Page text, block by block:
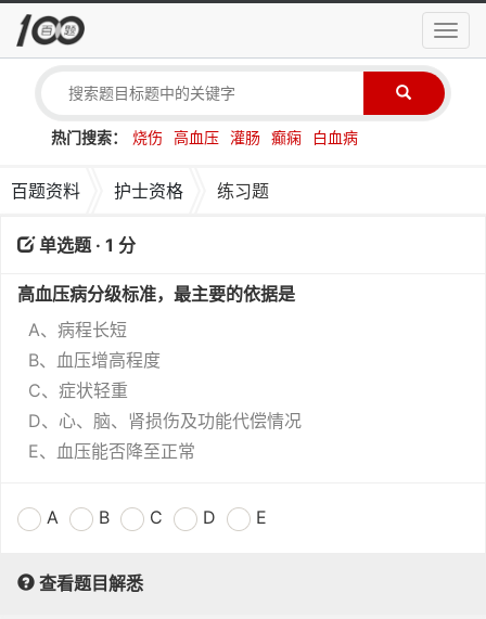
导
航
热门搜索： 烧伤 高血压 灌肠 癫痫 白血病
百题资料 护士资格 练习题
单选题 · 1 分
高血压病分级标准，最主要的依据是
A、病程长短
B、血压增高程度
C、症状轻重
D、心、脑、肾损伤及功能代偿情况
E、血压能否降至正常
A B C D E
查看题目解悉